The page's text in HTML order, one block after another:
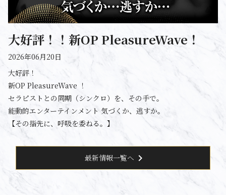
大好評！！新OP PleasureWave！
2026年06月20日
大好評！
新OP PleasureWave ！
セラピストとの同期（シンクロ）を、その手で。
能動的エンターテインメント 気づくか、逃すか。
【その指先に、呼吸を委ねる。】
最新情報一覧へ chevron_right